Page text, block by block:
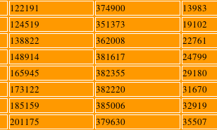
122191 374900
13983
124519 351373
19102
138822 362008
22761
148914 381617
24799
165945 382355
29180
173122 382220
31670
185159 385006
32919
201175 379630
35507